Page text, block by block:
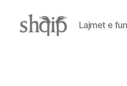
Lajmet e